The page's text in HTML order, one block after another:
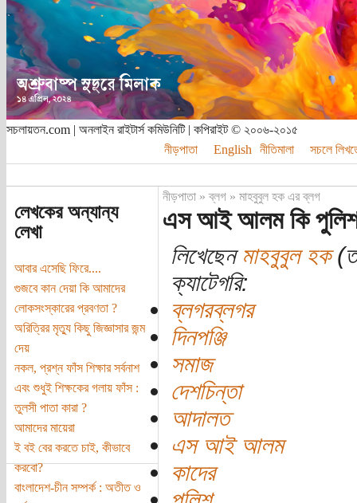
সচলায়তন.com | অনলাইন রাইটার্স কমিউনিটি | কপিরাইট © ২০০৬-২০১৫
নীড়পাতা
English নীতিমালা সচলে
লেখকের অন্যান্য
লেখা
আবার এসেছি ফিরে....
গুজবে কান দেয়া কি আমাদের
লোকসংস্কারের প্রবণতা ?
অরিত্রির মৃত্যু কিছু জিজ্ঞাসার জন্ম
দেয়
নকল, প্রশ্ন ফাঁস শিক্ষার সর্বনাশ
এবং শুধুই শিক্ষকের গলায় ফাঁস :
তুলসী পাতা কারা ?
আমাদের মায়েরা
ই বই বের করতে চাই, কীভাবে
করবো?
বাংলাদেশ-চীন সম্পর্ক : অতীত ও
নীড়পাতা»ব্লগ» মাহবুবুল হক এর ব্লগ
এস আই আলম কি পুলিশ
লিখেছেনমাহবুবুল হক
ক্যাটেগরি:
ব্লগরব্লগর
দিনপঞ্জি
সমাজ
দেশচিন্তা
আদালত
এস আই আলম
কাদের